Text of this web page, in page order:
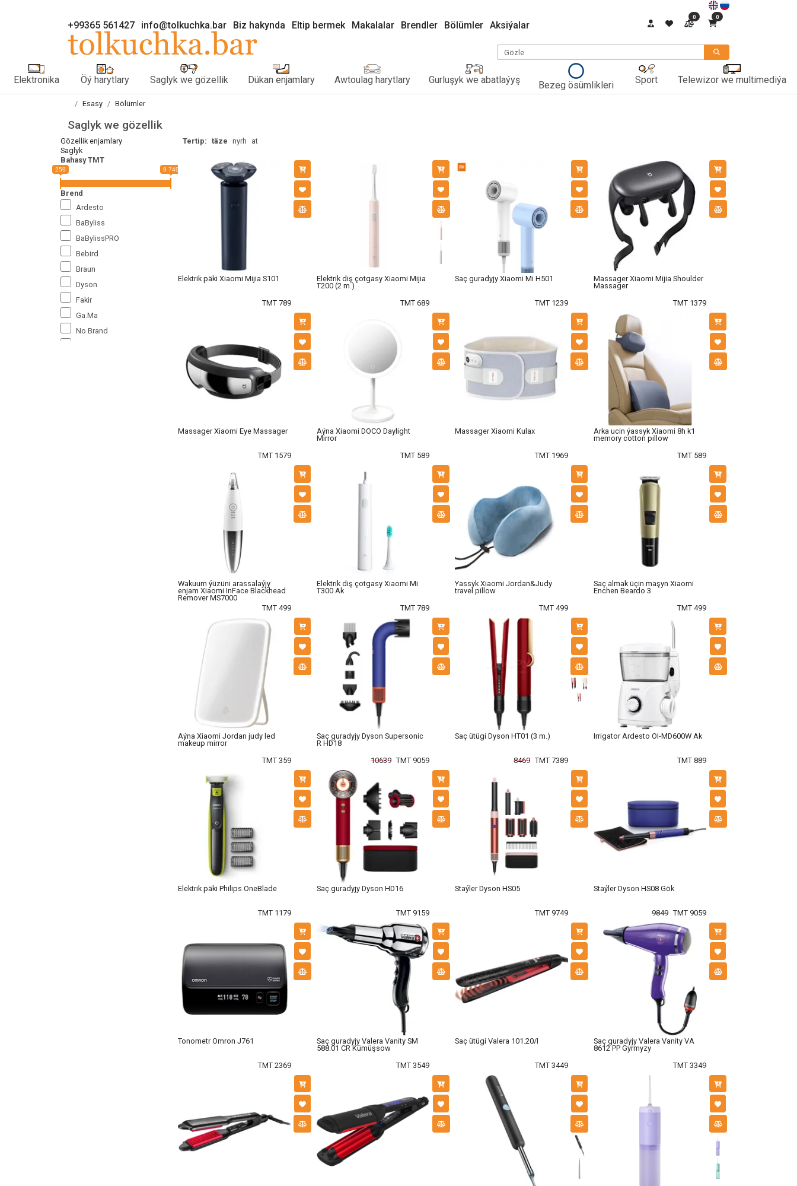
+99365 561427 info@tolkuchka.bar Biz hakynda Eltip bermek Makalalar Brendler Bölümler Aksiýalar
0 0
Gözle
Elektronika Öý harytlary Saglyk we gözellik Dükan enjamlary Awtoulag harytlary Gurluşyk we abatlaýyş Bezeg ösümlikleri Sport Telewizor we multimediýa
Esasy Bölümler
Saglyk we gözellik
Gözellik enjamlary
Saglyk
Bahasy TMT
259 9 749
Brend
Ardesto
BaByliss
BaBylissPRO
Bebird
Braun
Dyson
Fakir
Ga.Ma
No Brand
Tertip: täze nyrh at
Elektrik päki Xiaomi Mijia S101
TMT 789
Elektrik diş çotgasy Xiaomi Mijia
T200 (2 m.)
TMT 689
Saç guradyjy Xiaomi Mi H501
TMT 1239
Massager Xiaomi Mijia Shoulder
Massager
TMT 1379
Massager Xiaomi Eye Massager
TMT 1579
Aýna Xiaomi DOCO Daylight
Mirror
TMT 589
Massager Xiaomi Kulax
TMT 1969
Arka ucin ýassyk Xiaomi 8h k1
memory cotton pillow
TMT 589
Wakuum ýüzüni arassalaýjy
enjam Xiaomi InFace Blackhead
Remover MS7000
TMT 499
Elektrik diş çotgasy Xiaomi Mi
T300 Ak
TMT 789
Yassyk Xiaomi Jordan&Judy
travel pillow
TMT 499
Saç almak üçin maşyn Xiaomi
Enchen Beardo 3
TMT 499
Aýna Xiaomi Jordan judy led
makeup mirror
TMT 359
Saç guradyjy Dyson Supersonic
R HD18
10639 TMT 9059
Saç ütügi Dyson HT01 (3 m.)
8469 TMT 7389
Irrigator Ardesto OI-MD600W Ak
TMT 889
Elektrik päki Philips OneBlade
TMT 1179
Saç guradyjy Dyson HD16
TMT 9159
Staýler Dyson HS05
TMT 9749
Staýler Dyson HS08 Gök
9849 TMT 9059
Tonometr Omron J761
TMT 2369
Saç guradyjy Valera Vanity SM
588.01 CR Kümüşsow
TMT 3549
Saç ütügi Valera 101.20/I
TMT 3449
Saç guradyjy Valera Vanity VA
8612 PP Gyrmyzy
TMT 3349